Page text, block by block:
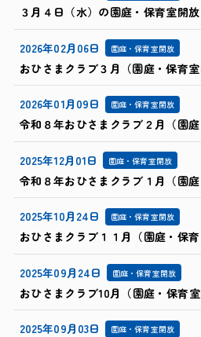
３月４日（水）の園庭・保育室開
2026年02月06日 園庭・保育室開放
おひさまクラブ３月（園庭・保育
2026年01月09日 園庭・保育室開放
令和８年おひさまクラブ２月（園
2025年12月01日 園庭・保育室開放
令和８年おひさまクラブ１月（園
2025年10月24日 園庭・保育室開放
おひさまクラブ１１月（園庭・保
2025年09月24日 園庭・保育室開放
おひさまクラブ10月（園庭・保育
2025年09月03日 園庭・保育室開放